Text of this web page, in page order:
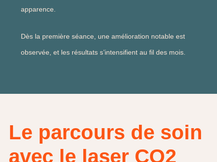
apparence.
Dès la première séance, une amélioration notable est
observée, et les résultats s’intensifient au fil des mois.
Le parcours de soin
avec le laser CO2